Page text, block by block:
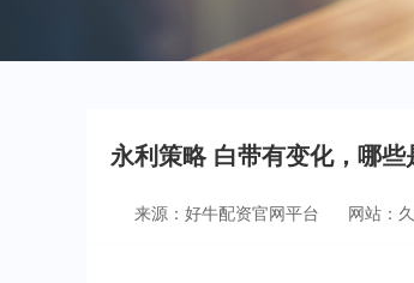
永利策略 白带有变化，哪
来源：好牛配资官网平台 网站：